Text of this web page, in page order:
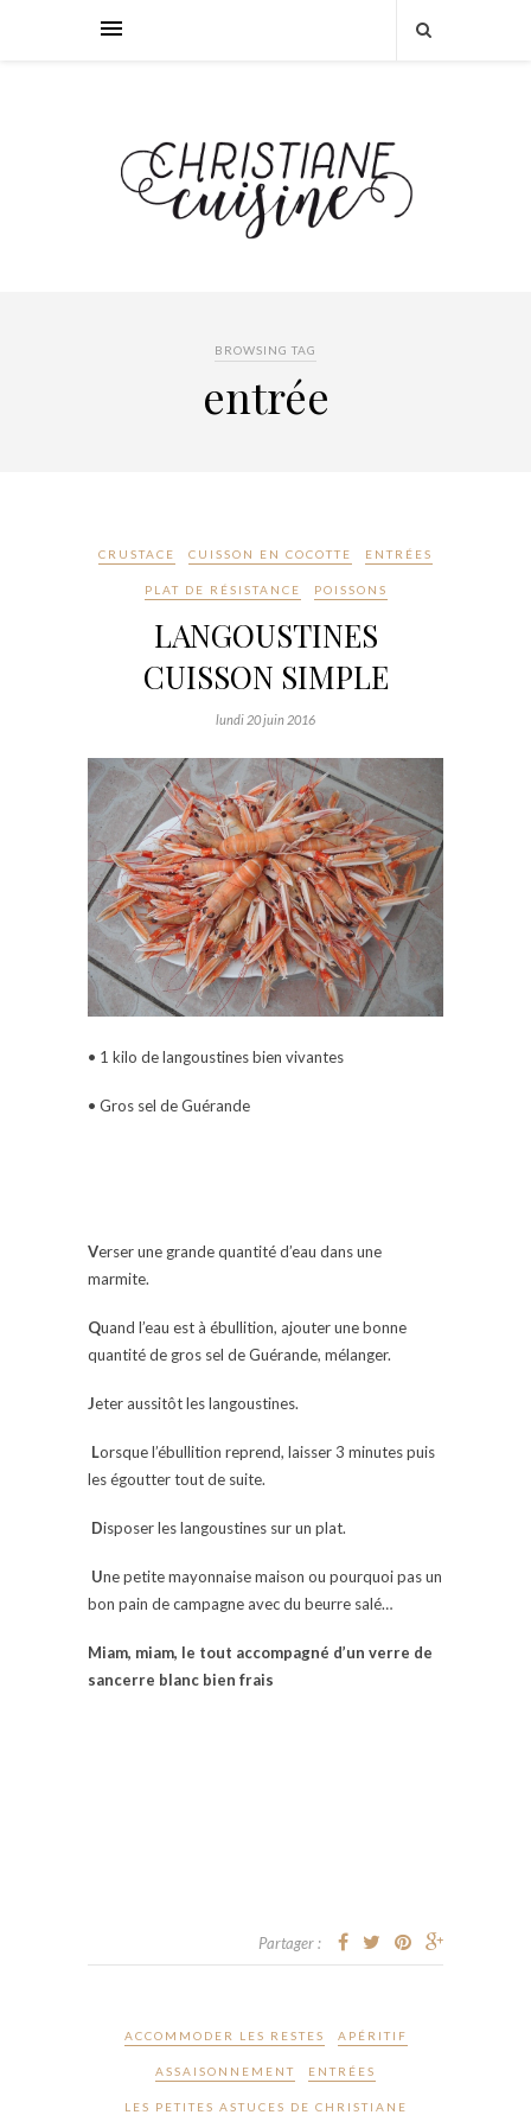
BROWSING TAG
entrée
CRUSTACE CUISSON EN COCOTTE ENTRÉES
PLAT DE RÉSISTANCE POISSONS
LANGOUSTINES
CUISSON SIMPLE
lundi 20 juin 2016
• 1 kilo de langoustines bien vivantes
• Gros sel de Guérande
Verser une grande quantité d’eau dans une
marmite.
Quand l’eau est à ébullition, ajouter une bonne
quantité de gros sel de Guérande, mélanger.
Jeter aussitôt les langoustines.
Lorsque l’ébullition reprend, laisser 3 minutes puis
les égoutter tout de suite.
Disposer les langoustines sur un plat.
Une petite mayonnaise maison ou pourquoi pas un
bon pain de campagne avec du beurre salé…
Miam, miam, le tout accompagné d’un verre de
sancerre blanc bien frais
Partager :
ACCOMMODER LES RESTES APÉRITIF
ASSAISONNEMENT ENTRÉES
LES PETITES ASTUCES DE CHRISTIANE